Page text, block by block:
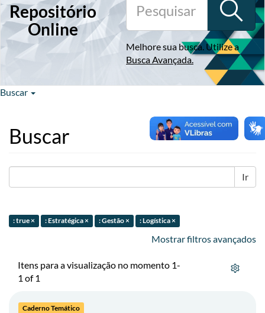
Repositório
Online
Melhore sua busca. Utilize a
Busca Avançada.
Buscar
Buscar
Ir
: true × : Estratégica × : Gestão × : Logística ×
Mostrar filtros avançados
Itens para a visualização no momento 1-
1 of 1
Caderno Temático